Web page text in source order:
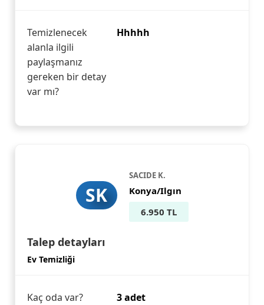
Temizlenecek
alanla ilgili
paylaşmanız
gereken bir detay
var mı?
Hhhhh
SK
SACIDE K.
Konya/Ilgın
6.950 TL
Talep detayları
Ev Temizliği
Kaç oda var?
3 adet